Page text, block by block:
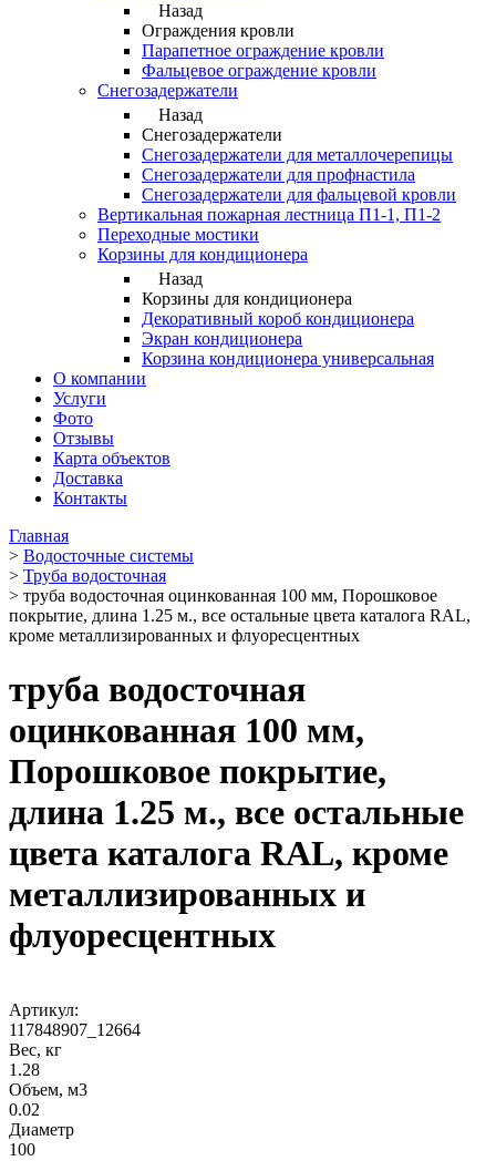
Назад
Ограждения кровли
Парапетное ограждение кровли
Фальцевое ограждение кровли
Снегозадержатели
Назад
Снегозадержатели
Снегозадержатели для металлочерепицы
Снегозадержатели для профнастила
Снегозадержатели для фальцевой кровли
Вертикальная пожарная лестница П1-1, П1-2
Переходные мостики
Корзины для кондиционера
Назад
Корзины для кондиционера
Декоративный короб кондиционера
Экран кондиционера
Корзина кондиционера универсальная
О компании
Услуги
Фото
Отзывы
Карта объектов
Доставка
Контакты
Главная
> Водосточные системы
> Труба водосточная
> труба водосточная оцинкованная 100 мм, Порошковое
покрытие, длина 1.25 м., все остальные цвета каталога RAL,
кроме металлизированных и флуоресцентных
труба водосточная
оцинкованная 100 мм,
Порошковое покрытие,
длина 1.25 м., все остальные
цвета каталога RAL, кроме
металлизированных и
флуоресцентных
Артикул:
117848907_12664
Вес, кг
1.28
Объем, м3
0.02
Диаметр
100